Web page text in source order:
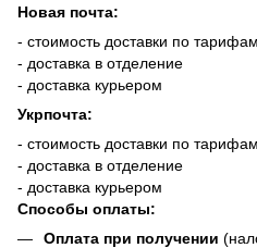
Новая почта:
- стоимость доставки по
- доставка в отделение
- доставка курьером
Укрпочта:
- стоимость доставки по
- доставка в отделение
- доставка курьером
Способы оплаты:
Оплата при получении